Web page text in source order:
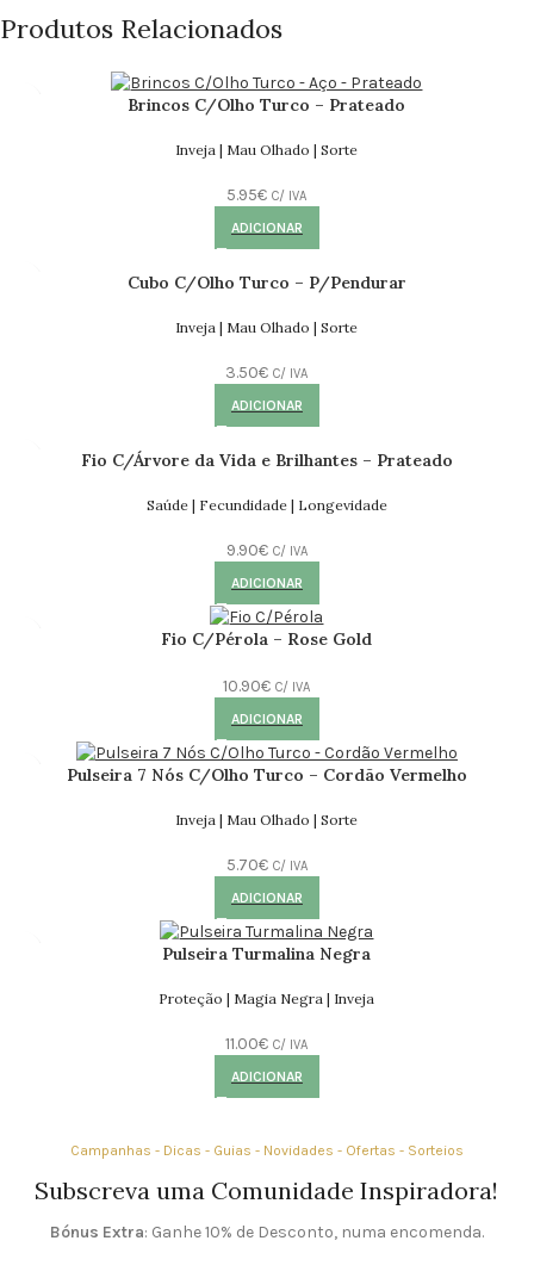
Produtos Relacionados
Brincos C/Olho Turco – Prateado
Inveja | Mau Olhado | Sorte
5.95€ C/ IVA
ADICIONAR
Cubo C/Olho Turco – P/Pendurar
Inveja | Mau Olhado | Sorte
3.50€ C/ IVA
ADICIONAR
Fio C/Árvore da Vida e Brilhantes – Prateado
Saúde | Fecundidade | Longevidade
9.90€ C/ IVA
ADICIONAR
Fio C/Pérola – Rose Gold
10.90€ C/ IVA
ADICIONAR
Pulseira 7 Nós C/Olho Turco – Cordão Vermelho
Inveja | Mau Olhado | Sorte
5.70€ C/ IVA
ADICIONAR
Pulseira Turmalina Negra
Proteção | Magia Negra | Inveja
11.00€ C/ IVA
ADICIONAR
Campanhas - Dicas - Guias - Novidades - Ofertas - Sorteios
Subscreva uma Comunidade Inspiradora!
Bónus Extra: Ganhe 10% de Desconto, numa encomenda.